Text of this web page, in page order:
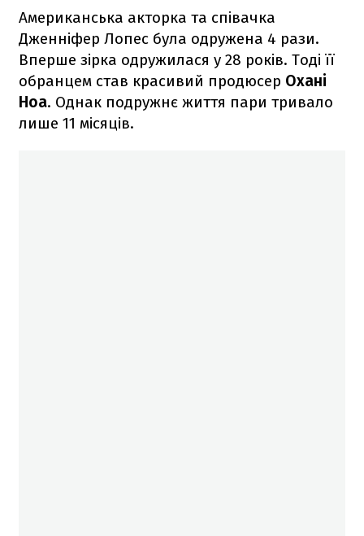
Американська акторка та співачка
Дженніфер Лопес була одружена 4 рази.
Вперше зірка одружилася у 28 років. Тоді її
обранцем став красивий продюсер Охані
Ноа. Однак подружнє життя пари тривало
лише 11 місяців.